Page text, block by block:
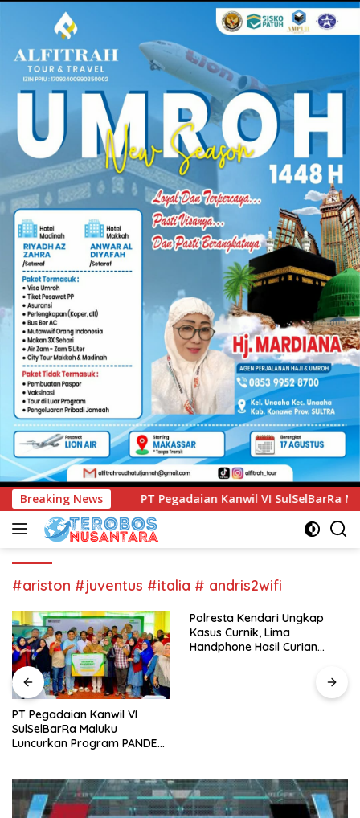
Breaking News
Kanwil VI SulSelBarRa Maluku Luncurkan Program
#ariston #juventus #italia # andris2wifi
PT Pegadaian Kanwil VI
SulSelBarRa Maluku
Luncurkan Program PANDE
Polresta Kendari Ungkap
Kasus Curnik, Lima
Handphone Hasil Curian